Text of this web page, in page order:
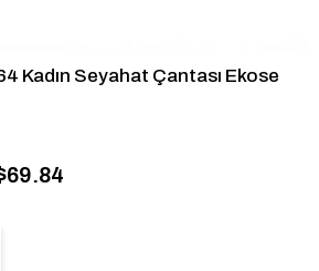
Kadın Seyahat Çantası Ekose